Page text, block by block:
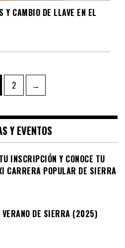
Y CAMBIO DE LLAVE EN EL
Page
2 →
Y EVENTOS
INSCRIPCIÓN Y CONOCE TU
CARRERA POPULAR DE SIERRA
VERANO DE SIERRA (2025)